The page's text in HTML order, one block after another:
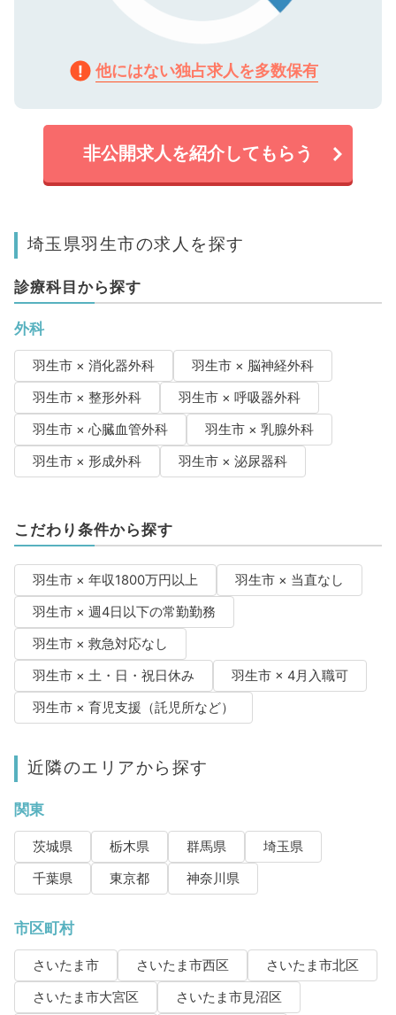
他にはない独占求人を多数保有
非公開求人を紹介してもらう
埼玉県羽生市の求人を探す
診療科目から探す
外科
羽生市 × 消化器外科
羽生市 × 脳神経外科
羽生市 × 整形外科
羽生市 × 呼吸器外科
羽生市 × 心臓血管外科
羽生市 × 乳腺外科
羽生市 × 形成外科
羽生市 × 泌尿器科
こだわり条件から探す
羽生市 × 年収1800万円以上
羽生市 × 当直なし
羽生市 × 週4日以下の常勤勤務
羽生市 × 救急対応なし
羽生市 × 土・日・祝日休み
羽生市 × 4月入職可
羽生市 × 育児支援（託児所など）
近隣のエリアから探す
関東
茨城県 栃木県 群馬県
埼玉県
千葉県
東京都 神奈川県
市区町村
さいたま市 さいたま市西区
さいたま市北区
さいたま市大宮区
さいたま市見沼区